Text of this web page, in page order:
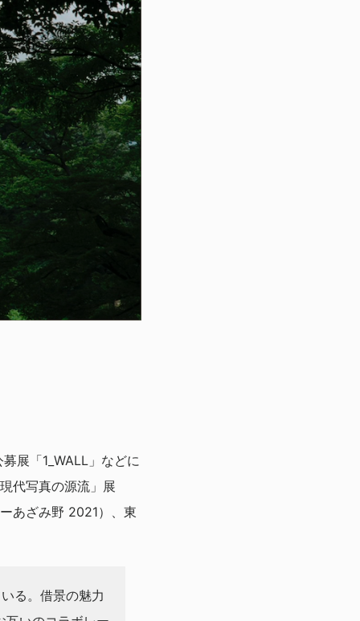
展「1_WALL」などに
代写真の源流」展
あざみ野 2021）、東
る。借景の魅力